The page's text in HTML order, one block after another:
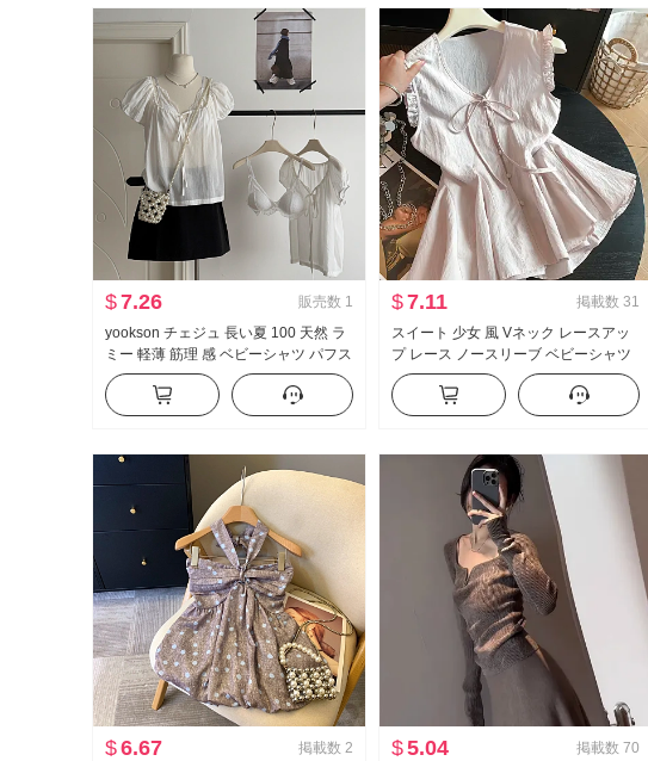
$7.26 販売数 1
yookson チェジュ 長い夏 100 天然 ラ
ミー 軽薄 筋理 感 ベビーシャツ パフス
リーブ ルーズフィット トップス
$7.11 掲載数 31
スイート 少女 風 Vネック レースアッ
プ レース ノースリーブ ベビーシャツ
女性 夏 デザイン 感 ルーズフィット A
字 蓮の葉 スカート ベスト
$6.67 掲載数 2
$5.04 掲載数 70